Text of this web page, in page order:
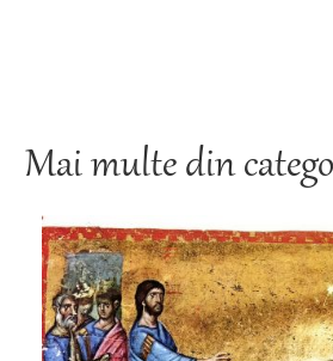
Mai multe din